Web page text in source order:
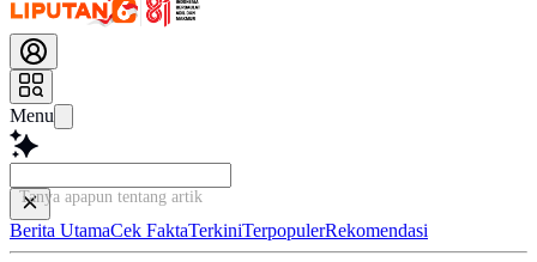
Menu
Tanya apapun tentang artikel ini...
Berita UtamaCek FaktaTerkiniTerpopulerRekomendasi